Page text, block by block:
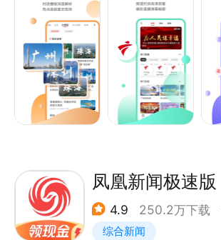
【时政联播】
7X24小时不间断提供最及时、精准，
内容。
【网上问政】
“媒体+问政”舆论监督新模式，了解
以达到取之于民，用之于民。上线问
广东广电旗下所有电视、广播节目，地
电视栏目即点即看，精彩回放不错过
视频、优质现场直播等视听内容，随
凤凰新闻极速版
4.9 250.2万下载
综合新闻